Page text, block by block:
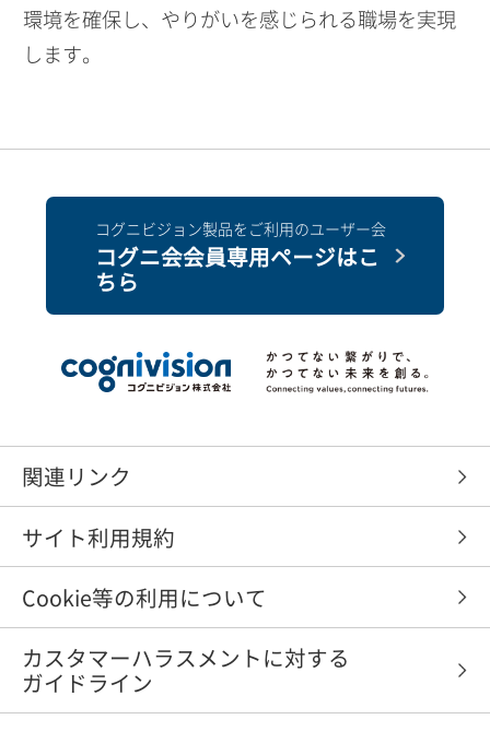
環境を確保し、やりがいを感じられる職場を実現
します。
コグニビジョン製品をご利用のユーザー会
コグニ会会員専用ページはこ
ちら
関連リンク
サイト利用規約
Cookie等の利用について
カスタマーハラスメントに対する
ガイドライン